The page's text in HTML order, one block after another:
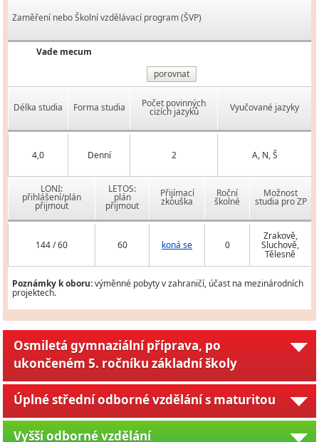
Zaměření nebo Školní vzdělávací program (ŠVP)
Vade mecum
porovnat
Délka studia Forma studia Počet povinných
cizích jazyků Vyučované jazyky
4,0 Denní 2 A, N, Š
LONI:
přihlášení/plán
přijmout
LETOS:
plán
přijmout
Přijímací
zkouška
Roční
školné
Možnost
studia pro ZP
144 / 60 60 koná se 0
Zrakově,
Sluchově,
Tělesně
Poznámky k oboru:výměnné pobyty v zahraničí, účast na mezinárodních
projektech.
Osmiletá gymnaziální příprava, po
ukončeném 5. ročníku základní školy
Úplné střední odborné vzdělání s maturitou
Vyšší odborné vzdělání